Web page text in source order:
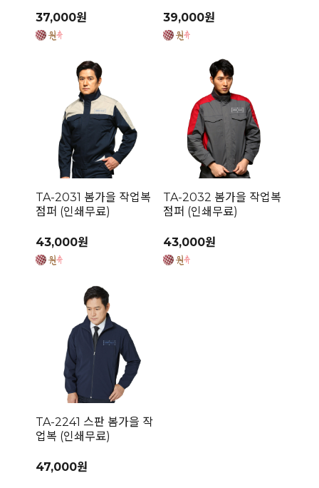
37,000원 39,000원
TA-2031 봄가을 작업복
점퍼 (인쇄무료)
43,000원
TA-2032 봄가을 작업복
점퍼 (인쇄무료)
43,000원
TA-2241 스판 봄가을 작
업복 (인쇄무료)
47,000원